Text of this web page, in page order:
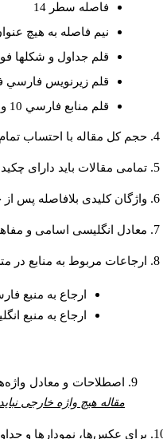
فاصله سطر 14
نيم فاصله به هيچ
قلم جداول و شكلها
قلم زيرنويس فارسي فونت 10 و
قلم منابع فارسي 10 و لاتين فونت 9
حجم کل مقاله با احتساب تمام بخش‌های مذکور
تمامی مقالات باید دارای چکیده فارسی
واژگان کلیدی بلافاصله پس از چکیده
معادل انگلیسی اسامی و
ارجاعات مربوط به منابع در
ارجاع به منبع
ارجاع به منبع
اصطلاحات و معادل
مقاله هیچ واژه خارجی
برای عکس‌ها، نمودارها و